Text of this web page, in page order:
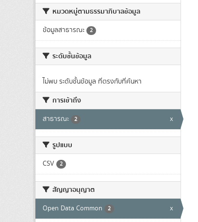
หมวดหมู่ตามธรรมาภิบาลข้อมูล
ข้อมูลสาธารณะ 2
ระดับชั้นข้อมูล
ไม่พบ ระดับชั้นข้อมูล ที่ตรงกับที่ค้นหา
การเข้าถึง
สาธารณะ 2 x
รูปแบบ
CSV 2
สัญญาอนุญาต
Open Data Common 2 x